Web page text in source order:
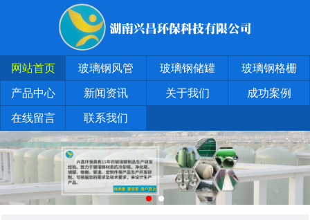
网站首页 玻璃钢风管 玻璃钢储罐 玻璃钢格栅
产品中心 新闻资讯 关于我们 成功案例
在线留言 联系我们